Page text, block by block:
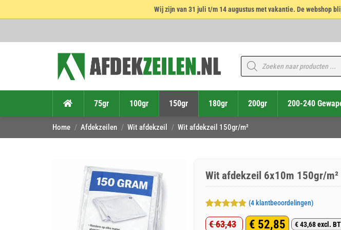
Wij zijn van 31 juli t/m 14 augustus met vakantie. De webshop
Producten
zoeken
75gr 100gr 150gr 180gr 200gr 200-240
Home / Afdekzeilen / Wit afdekzeil / Wit afdekzeil 150gr/m²
Wit afdekzeil 6x10m 150gr/m²
Gewaardeerd
4.75op 5
4
(4klantbeoordelingen)
€63,43 € 52,85 €43,68excl.